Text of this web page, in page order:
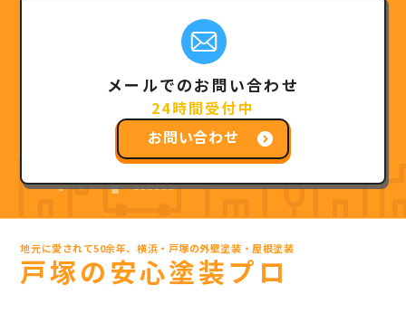
メールでのお問い合わせ
24時間受付中
お問い合わせ
地元に愛されて50余年、横浜・戸塚の外壁塗装・屋根塗装
戸塚の安心塗装プロ